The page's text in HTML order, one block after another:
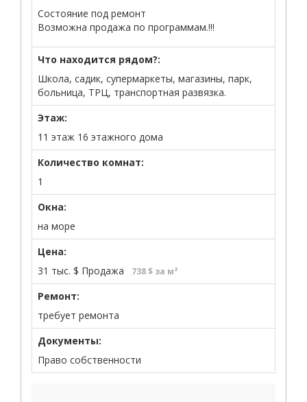
Состояние под ремонт
Возможна продажа по программам.!!!
Что находится рядом?:
Школа, садик, супермаркеты, магазины, парк,
больница, ТРЦ, транспортная развязка.
Этаж:
11 этаж 16 этажного дома
Количество комнат:
1
Окна:
на море
Цена:
31 тыс. $ Продажа 738 $ за м²
Ремонт:
требует ремонта
Документы:
Право собственности